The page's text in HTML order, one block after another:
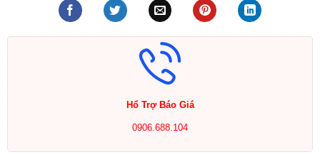
Hổ Trợ Báo Giá
0906.688.104